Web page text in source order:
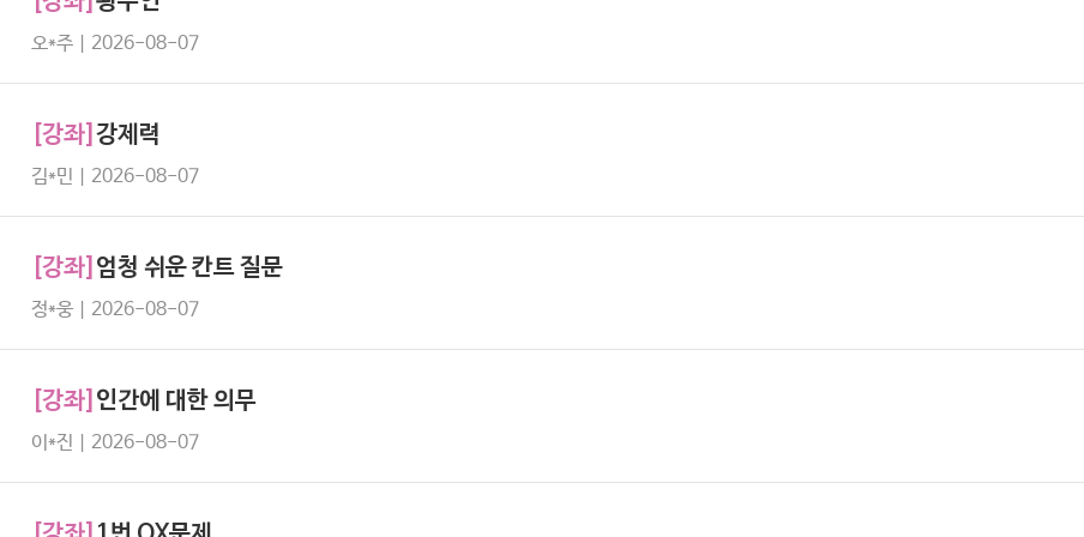
오*주 | 2026-08-07
[강좌] 강제력
김*민 | 2026-08-07
[강좌] 엄청 쉬운 칸트 질문
정*웅 | 2026-08-07
[강좌] 인간에 대한 의무
이*진 | 2026-08-07